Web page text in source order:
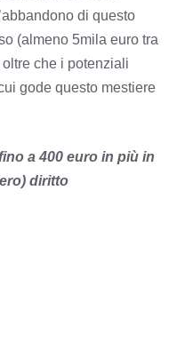
di questo
(almeno 5mila euro tra
che i potenziali
gode questo mestiere
a 400 euro in più in
diritto